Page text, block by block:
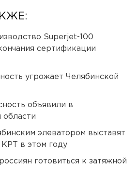
Superjet-100
сертификации
угрожает Челябинской
объявили в
элеватором выставят
в этом году
готовиться к затяжной